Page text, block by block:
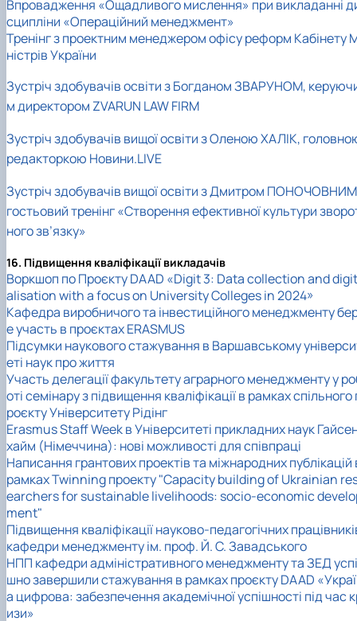
Впровадження «Ощадливого мислення» при викладанні
сципліни «Операційний менеджмент»
Тренінг з проектним менеджером офісу реформ Кабінету
ністрів України
Зустріч здобувачів освіти з Богданом ЗВАРУНОМ,
м директором ZVARUN LAW FIRM
Зустріч здобувачів вищої освіти з Оленою ХАЛІК,
редакторкою Новини.LIVE
Зустріч здобувачів вищої освіти з Дмитром
гостьовий тренінг «Створення ефективної культури
ного зв’язку»
16. Підвищення кваліфікації викладачів
Воркшоп по Проєкту DAAD «Digit 3: Data collection and digit
alisation with a focus on University Colleges in 2024»
Кафедра виробничого та інвестиційного менеджменту
е участь в проєктах ERASMUS
Підсумки наукового стажування в Варшавському
еті наук про життя
Участь делегації факультету аграрного менеджменту у
оті семінару з підвищення кваліфікації в рамках спільного
роєкту Університету Рідінг
Erasmus Staff Week в Університеті прикладних наук
хайм (Німеччина): нові можливості для співпраці
Написання грантових проектів та міжнародних публікацій
рамках Twinning проекту "Capacity building of Ukrainian
earchers for sustainable livelihoods: socio-economic
ment"
Підвищення кваліфікації науково-педагогічних
кафедри менеджменту ім. проф. Й. С. Завадського
НПП кафедри адміністративного менеджменту та ЗЕД успі
шно завершили стажування в рамках проєкту DAAD
а цифрова: забезпечення академічної успішності під час
изи»